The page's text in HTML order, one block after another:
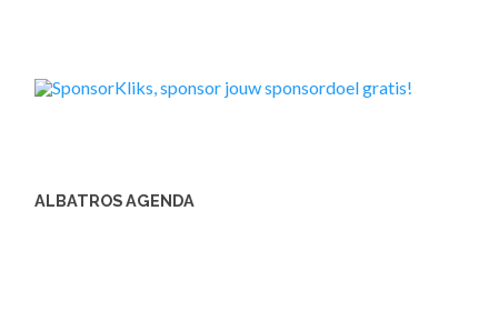
ALBATROS AGENDA